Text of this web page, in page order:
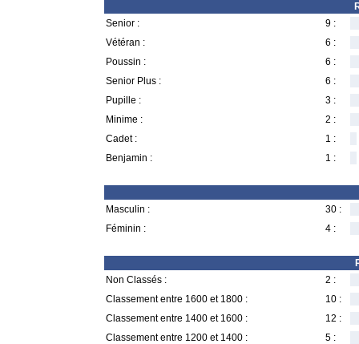
Senior :
9 :
Vétéran :
6 :
Poussin :
6 :
Senior Plus :
6 :
Pupille :
3 :
Minime :
2 :
Cadet :
1 :
Benjamin :
1 :
Masculin :
30 :
Féminin :
4 :
Non Classés :
2 :
Classement entre 1600 et 1800 :
10 :
Classement entre 1400 et 1600 :
12 :
Classement entre 1200 et 1400 :
5 :